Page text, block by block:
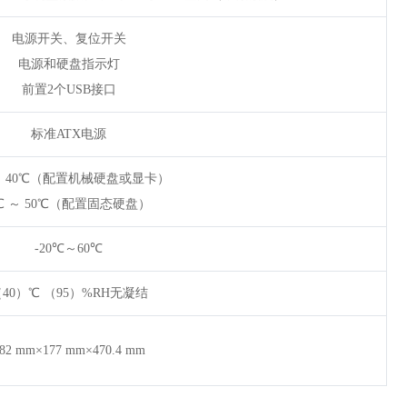
电源开关、复位开关
电源和硬盘指示灯
前置2个USB接口
标准ATX电源
（配置机械硬盘或显卡）
～ 50℃（配置固态硬盘）
-20℃～60℃
40）℃ （95）%RH无凝结
mm×177 mm×470.4 mm